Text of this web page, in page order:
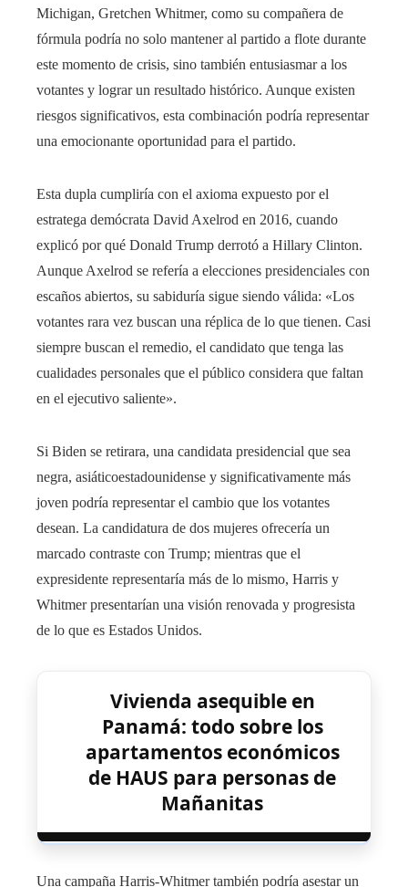
Michigan, Gretchen Whitmer, como su compañera de
fórmula podría no solo mantener al partido a flote durante
este momento de crisis, sino también entusiasmar a los
votantes y lograr un resultado histórico. Aunque existen
riesgos significativos, esta combinación podría representar
una emocionante oportunidad para el partido.
Esta dupla cumpliría con el axioma expuesto por el
estratega demócrata David Axelrod en 2016, cuando
explicó por qué Donald Trump derrotó a Hillary Clinton.
Aunque Axelrod se refería a elecciones presidenciales con
escaños abiertos, su sabiduría sigue siendo válida: «Los
votantes rara vez buscan una réplica de lo que tienen. Casi
siempre buscan el remedio, el candidato que tenga las
cualidades personales que el público considera que faltan
en el ejecutivo saliente».
Si Biden se retirara, una candidata presidencial que sea
negra, asiáticoestadounidense y significativamente más
joven podría representar el cambio que los votantes
desean. La candidatura de dos mujeres ofrecería un
marcado contraste con Trump; mientras que el
expresidente representaría más de lo mismo, Harris y
Whitmer presentarían una visión renovada y progresista
de lo que es Estados Unidos.
Vivienda asequible en
Panamá: todo sobre los
apartamentos económicos
de HAUS para personas de
Mañanitas
Una campaña Harris-Whitmer también podría asestar un